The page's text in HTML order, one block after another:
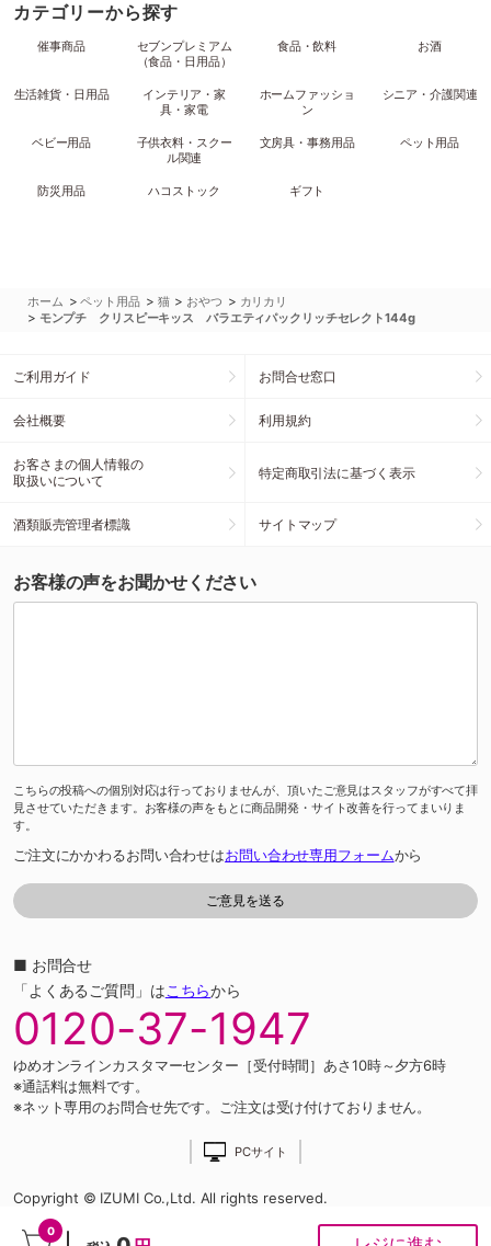
0
カテゴリーから探す
催事商品
セブンプレミアム
（食品・日用品）
食品・飲料 お酒
生活雑貨・日用品
インテリア・家
具・家電
ホームファッショ
ン
シニア・介護関連
ベビー用品
子供衣料・スクー
ル関連
文房具・事務用品 ペット用品
防災用品 ハコストック ギフト
ホーム >ペット用品 > 猫 > おやつ > カリカリ
> モンプチ クリスピーキッス バラエティパックリッチセレクト144g
ご利用ガイド お問合せ窓口
会社概要 利用規約
お客さまの個人情報の
取扱いについて
特定商取引法に基づく表示
酒類販売管理者標識 サイトマップ
お客様の声をお聞かせください
こちらの投稿への個別対応は行っておりませんが、頂いたご意見はスタッフがすべて拝
見させていただきます。お客様の声をもとに商品開発・サイト改善を行ってまいりま
す。
ご注文にかかわるお問い合わせはお問い合わせ専用フォームから
■ お問合せ
「よくあるご質問」はこちらから
0120-37-1947
ゆめオンラインカスタマーセンター［受付時間］あさ10時～夕方6時
※通話料は無料です。
※ネット専用のお問合せ先です。ご注文は受け付けておりません。
PCサイト
Copyright © IZUMI Co.,Ltd. All rights reserved.